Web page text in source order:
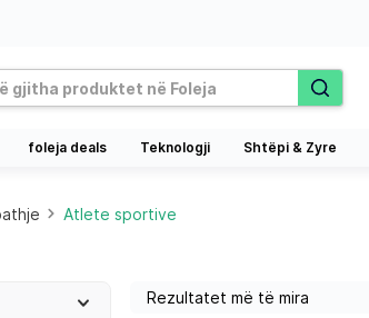
foleja deals Teknologji Shtëpi & Zyre
Atlete sportive